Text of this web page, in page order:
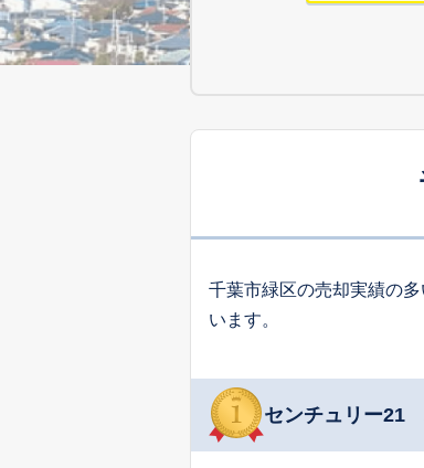
千葉市緑区の売却実績の
います。
センチュリー21